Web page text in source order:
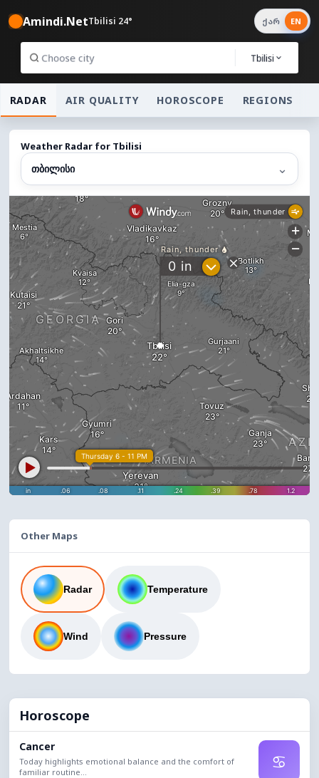
Amindi.NetTbilisi 24°
Tbilisi
ქარ EN
RADAR AIR QUALITY HOROSCOPE REGIONS
Weather Radar for Tbilisi
თბილისი ⌄
Other Maps
Radar Temperature
Wind Pressure
Horoscope
Cancer
Today highlights emotional balance and the comfort of
familiar routine...
♋